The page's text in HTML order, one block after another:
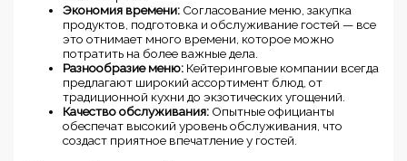
Экономия времени: Согласование меню, закупка
продуктов, подготовка и обслуживание гостей — все
это отнимает много времени, которое можно
потратить на более важные дела.
Разнообразие меню: Кейтеринговые компании всегда
предлагают широкий ассортимент блюд, от
традиционной кухни до экзотических угощений.
Качество обслуживания: Опытные официанты
обеспечат высокий уровень обслуживания, что
создаст приятное впечатление у гостей.